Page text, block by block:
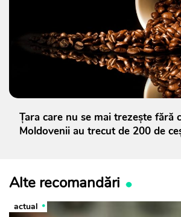
Țara care nu se mai trezește fără
Moldovenii au trecut de 200 de
Alte recomandări
actual